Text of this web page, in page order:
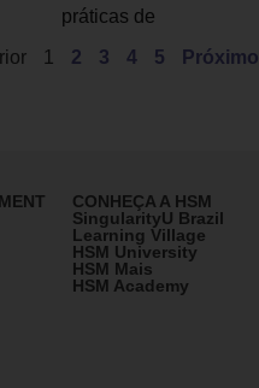
práticas de
1 2 3 4 5 Próximo
CONHEÇA A HSM
SingularityU Brazil
Learning Village
HSM University
HSM Mais
HSM Academy